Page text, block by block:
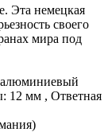
Эта немецкая
своего
мира под
12 мм , Ответная